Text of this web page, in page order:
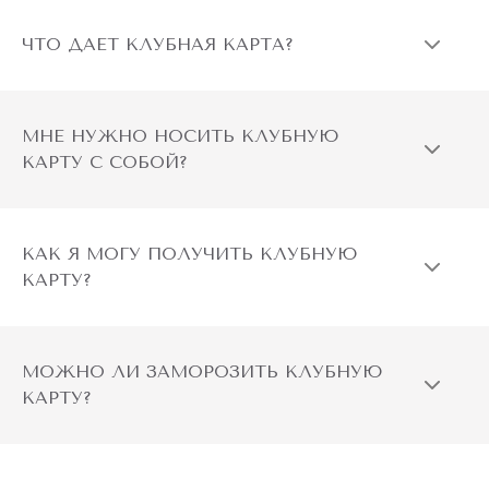
ЧТО ДАЕТ КЛУБНАЯ КАРТА?
МНЕ НУЖНО НОСИТЬ КЛУБНУЮ
КАРТУ С СОБОЙ?
КАК Я МОГУ ПОЛУЧИТЬ КЛУБНУЮ
КАРТУ?
МОЖНО ЛИ ЗАМОРОЗИТЬ КЛУБНУЮ
КАРТУ?